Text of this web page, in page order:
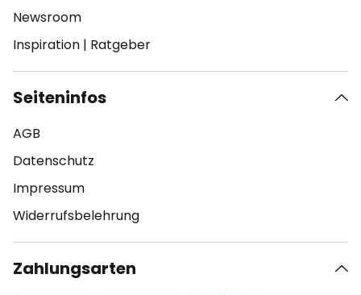
Newsroom
Inspiration | Ratgeber
Seiteninfos
AGB
Datenschutz
Impressum
Widerrufsbelehrung
Zahlungsarten